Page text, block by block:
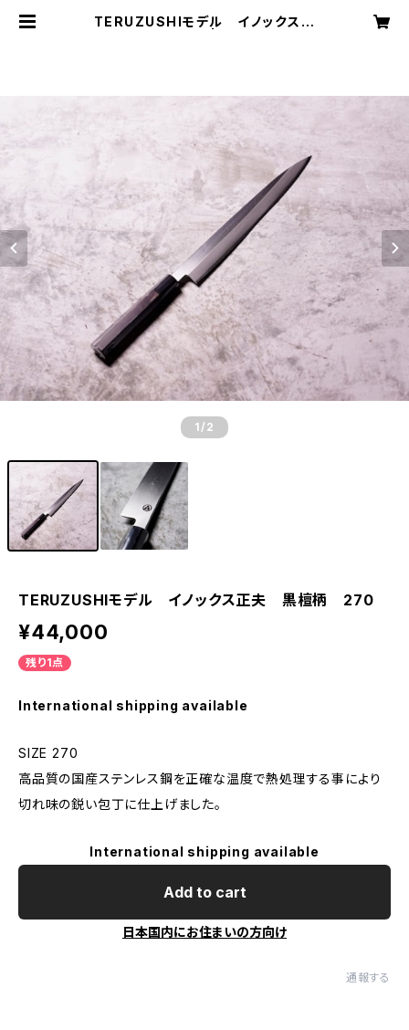
TERUZUSHIモデル イノックス正
1 /2
TERUZUSHIモデル イノックス正夫 黒檀柄 270
¥44,000
残り1点
International shipping available
SIZE 270
高品質の国産ステンレス鋼を正確な温度で熱処理する事により
切れ味の鋭い包丁に仕上げました。
International shipping available
Add to cart
日本国内にお住まいの方向け
通報する